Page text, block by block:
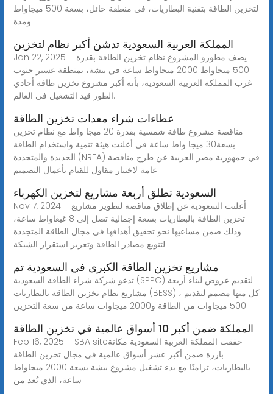
لتخزين الطاقة بتقنية البطاريات، في منطقة حائل، بسعة 500 ميجاواط
ومدة
المملكة العربية السعودية تدشن أكبر نظام لتخزين
Jan 22, 2025 · يصف مطورو المشروع نظام تخزين الطاقة بقدرة
500 ميجاواط 2000 ميجاواط ساعة في بيشة، بمنطقة عسير جنوب
غرب المملكة العربية السعودية، بأنه أكبر مشروع تخزين طاقة أحادي
الطور قيد التشغيل في العالم.
عطاءات شراء معدات تخزين الطاقة
مناقصة مشروع طاقة شمسية بقدرة 20 ميجا واط مع نظام تخزين
بسعة30 ميجا واط ساعة في أعلنت هيئة تنمية واستخدام الطاقة
الجديدة والمتجددة (NREA) في جمهورية مصر العربية عن طرح مناقصة
عامة لاختيار مقاول للقيام بأعمال التصميم
السعودية تطلق أربعة مشاريع لتخزين الكهرباء
Nov 7, 2024 · أعلنت السعودية عن إطلاق مناقصة لتطوير مشاريع
تخزين الطاقة بالبطاريات بسعة إجمالية تصل إلى 8 غيغاواط ساعة،
وذلك ضمن مساعيها نحو تحقيق أهدافها في مجال الطاقة المتجددة
لتنويع مصادر الطاقة وتعزيز استقرار الشبكة
مشاريع تخزين الطاقة الكبرى في السعودية تم
تدعو شركة شراء الطاقة السعودية (SPPC) لتقديم عروض لبناء أربعة
مشاريع نظام تخزين الطاقة بالبطاريات (BESS) ، كل منها مصمم لتقديم
500 ميجاوات من الطاقة و2000 ميجاوات ساعة من سعة التخزين.
المملكة ضمن أكبر 10 أسواق عالمية في تخزين الطاقة
Feb 16, 2025 · SBA siteحققت المملكة العربية السعودية مكانة
بارزة ضمن أكبر عشر أسواق عالمية في مجال تخزين الطاقة
بالبطاريات، تزامنًا مع بدء تشغيل مشروع بيشة بسعة 2000 ميجاواط
ساعة، الذي يُعد من